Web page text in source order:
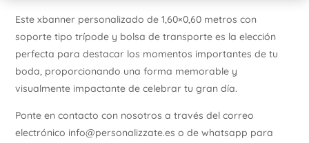
Este xbanner personalizado de 1,60×0,60 metros con
soporte tipo trípode y bolsa de transporte es la elección
perfecta para destacar los momentos importantes de tu
boda, proporcionando una forma memorable y
visualmente impactante de celebrar tu gran día.
Ponte en contacto con nosotros a través del correo
electrónico info@personalizzate.es o de whatsapp para